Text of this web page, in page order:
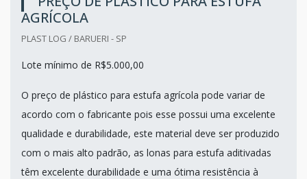
AGRÍCOLA
PLAST LOG / BARUERI - SP
Lote mínimo de R$5.000,00
O preço de plástico para estufa agrícola pode variar de
acordo com o fabricante pois esse possui uma excelente
qualidade e durabilidade, este material deve ser produzido
com o mais alto padrão, as lonas para estufa aditivadas
têm excelente durabilidade e uma ótima resistência à